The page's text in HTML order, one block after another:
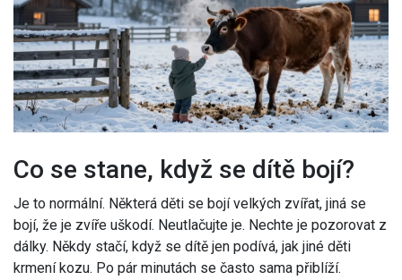
Co se stane, když se dítě bojí?
Je to normální. Některá děti se bojí velkých zvířat, jiná se
bojí, že je zvíře uškodí. Neutlačujte je. Nechte je pozorovat z
dálky. Někdy stačí, když se dítě jen podívá, jak jiné děti
krmení kozu. Po pár minutách se často sama přiblíží.